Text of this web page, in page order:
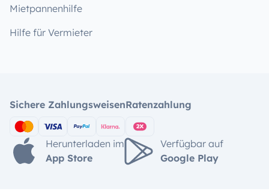
Mietpannenhilfe
Hilfe für Vermieter
Sichere ZahlungsweisenRatenzahlung
Herunterladen im
App Store
Verfügbar auf
Google Play